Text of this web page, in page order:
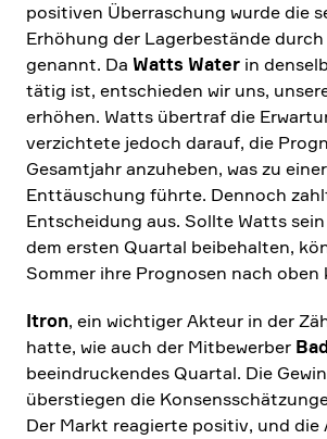
positiven Überra­schung wurde die
Erhöhung der Lager­be­stände
genannt. Da Watts Water in
tätig ist, entschieden wir uns,
erhöhen. Watts übertraf die
verzich­tete jedoch darauf, die
Gesamt­jahr anzuheben, was zu
Enttäu­schung führte. Dennoch
Entschei­dung aus. Sollte Watts
dem ersten Quartal beibe­halten,
Sommer ihre Prognosen nach oben
Itron, ein wichtiger Akteur in der
hatte, wie auch der Mitbe­werber
beein­druckendes Quartal. Die
überstiegen die
Der Markt reagierte positiv, und